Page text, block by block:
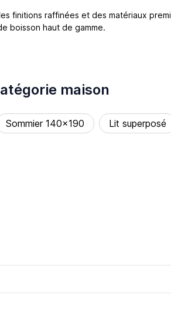
raffinées et des matériaux
boisson haut de gamme.
maison
Sommier 140x190 Lit superposé